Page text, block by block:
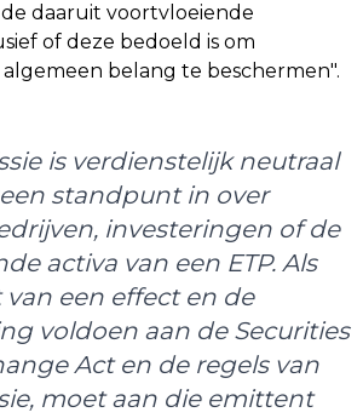
daaruit voortvloeiende
of deze bedoeld is om
belang te beschermen".
is verdienstelijk neutraal
standpunt in over
investeringen of de
activa van een ETP. Als
een effect en de
voldoen aan de Securities
Act en de regels van
moet aan die emittent